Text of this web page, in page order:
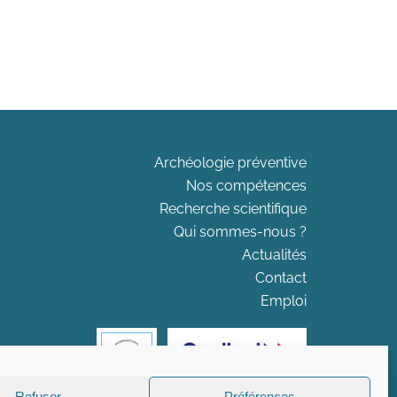
Archéologie préventive
Nos compétences
Recherche scientifique
Qui sommes-nous ?
Actualités
Contact
Emploi